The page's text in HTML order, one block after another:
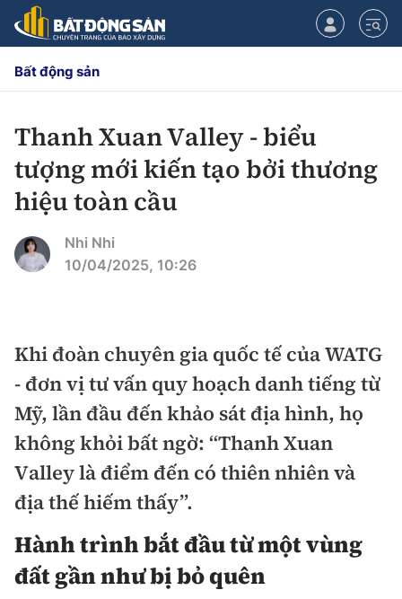
CHUYÊN MỤC
Chính sách
Quy hoạch hạ tầng
Nhà đầu tư
Doanh nghiệp
Doanh nhân
Thị trường
Điểm tin
Mua bán
Giới thiệu dự án
Dự án
Chung cư
Đất nền
Nhà ở xã hội
Nội thất - ngoại thất
Xu hướng tiêu dùng
Nhà đẹp
Bất động sản
Thanh Xuan Valley - biểu
tượng mới kiến tạo bởi thương
hiệu toàn cầu
Nhi Nhi
10/04/2025, 10:26
Khi đoàn chuyên gia quốc tế của WATG
- đơn vị tư vấn quy hoạch danh tiếng từ
Mỹ, lần đầu đến khảo sát địa hình, họ
không khỏi bất ngờ: “Thanh Xuan
Valley là điểm đến có thiên nhiên và
địa thế hiếm thấy”.
Hành trình bắt đầu từ một vùng
đất gần như bị bỏ quên